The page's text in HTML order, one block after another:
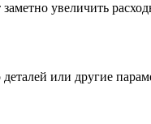
увеличить
или другие